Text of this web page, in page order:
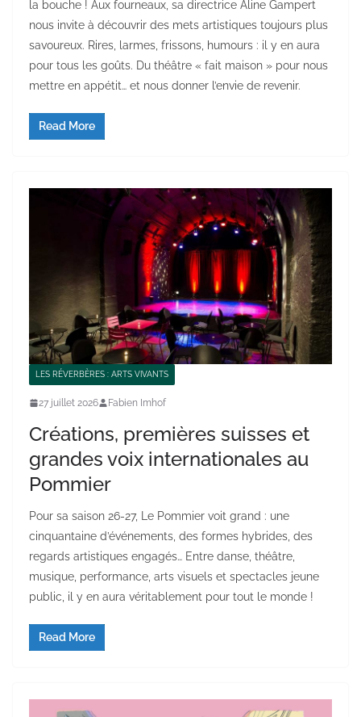
la bouche ! Aux fourneaux, sa directrice Aline Gampert
nous invite à découvrir des mets artistiques toujours plus
savoureux. Rires, larmes, frissons, humours : il y en aura
pour tous les goûts. Du théâtre « fait maison » pour nous
mettre en appétit… et nous donner l’envie de revenir.
Read More
LES RÉVERBÈRES : ARTS VIVANTS
27 juillet 2026 Fabien Imhof
Créations, premières suisses et
grandes voix internationales au
Pommier
Pour sa saison 26-27, Le Pommier voit grand : une
cinquantaine d’événements, des formes hybrides, des
regards artistiques engagés… Entre danse, théâtre,
musique, performance, arts visuels et spectacles jeune
public, il y en aura véritablement pour tout le monde !
Read More